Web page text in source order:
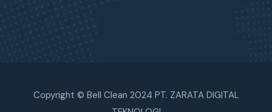
Copyright © Bell Clean 2024 PT. ZARATA DIGITAL